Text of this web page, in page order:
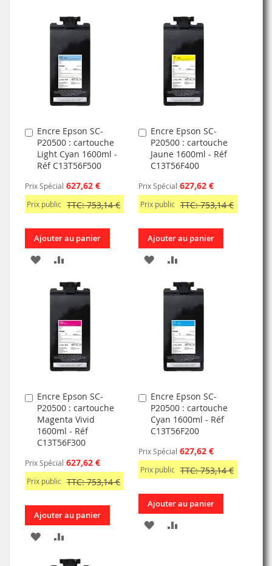
MA
D’ENVIE
COMPARATEUR
LISTE
D’ENVIE
AU
COMPARATEUR
Encre Epson SC-
P20500 : cartouche
Light Cyan 1600ml -
Réf C13T56F500
Prix Spécial 627,62 €
Prix public TTC: 753,14 €
Ajouter
au
panier
Ajouter au panier
AJOUTER
LISTE
D’ENVIE
AU
COMPARATEUR
Encre Epson SC-
P20500 : cartouche
Jaune 1600ml - Réf
C13T56F400
Prix Spécial 627,62 €
Prix public TTC: 753,14 €
Ajouter
au
panier
Ajouter au panier
AJOUTER
LISTE
D’ENVIE
AU
COMPARATEUR
Encre Epson SC-
P20500 : cartouche
Magenta Vivid
1600ml - Réf
C13T56F300
Prix Spécial 627,62 €
Prix public TTC: 753,14 €
Ajouter
au
panier
Ajouter au panier
AJOUTER
AU
Encre Epson SC-
P20500 : cartouche
Cyan 1600ml - Réf
C13T56F200
Prix Spécial 627,62 €
Prix public TTC: 753,14 €
Ajouter
au
panier
Ajouter au panier
AJOUTER